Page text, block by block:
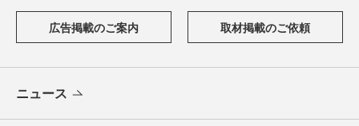
広告掲載のご案内 取材掲載のご依頼
ニュース